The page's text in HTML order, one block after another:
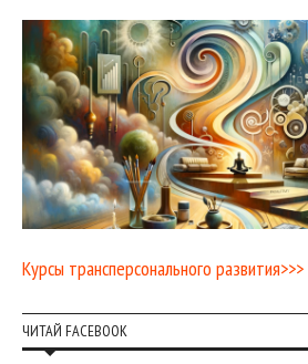
Курсы трансперсонального развития>>>
ЧИТАЙ FACEBOOK